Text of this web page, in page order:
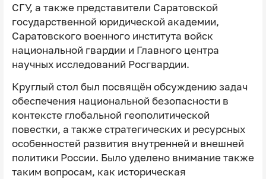
СГУ, а также представители Саратовской
государственной юридической академии,
Саратовского военного института войск
национальной гвардии и Главного центра
научных исследований Росгвардии.
Круглый стол был посвящён обсуждению задач
обеспечения национальной безопасности в
контексте глобальной геополитической
повестки, а также стратегических и ресурсных
особенностей развития внутренней и внешней
политики России. Было уделено внимание также
таким вопросам, как историческая